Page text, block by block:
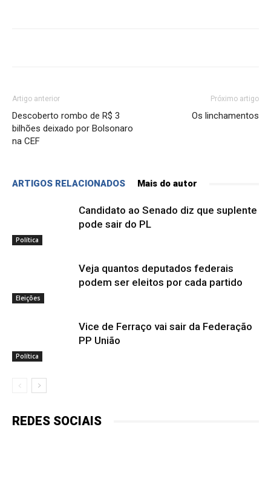
Artigo anterior
Descoberto rombo de R$ 3
bilhões deixado por Bolsonaro
na CEF
Próximo artigo
Os linchamentos
ARTIGOS RELACIONADOS Mais do autor
Política
Candidato ao Senado diz que suplente
pode sair do PL
Eleições
Veja quantos deputados federais
podem ser eleitos por cada partido
Política
Vice de Ferraço vai sair da Federação
PP União
REDES SOCIAIS